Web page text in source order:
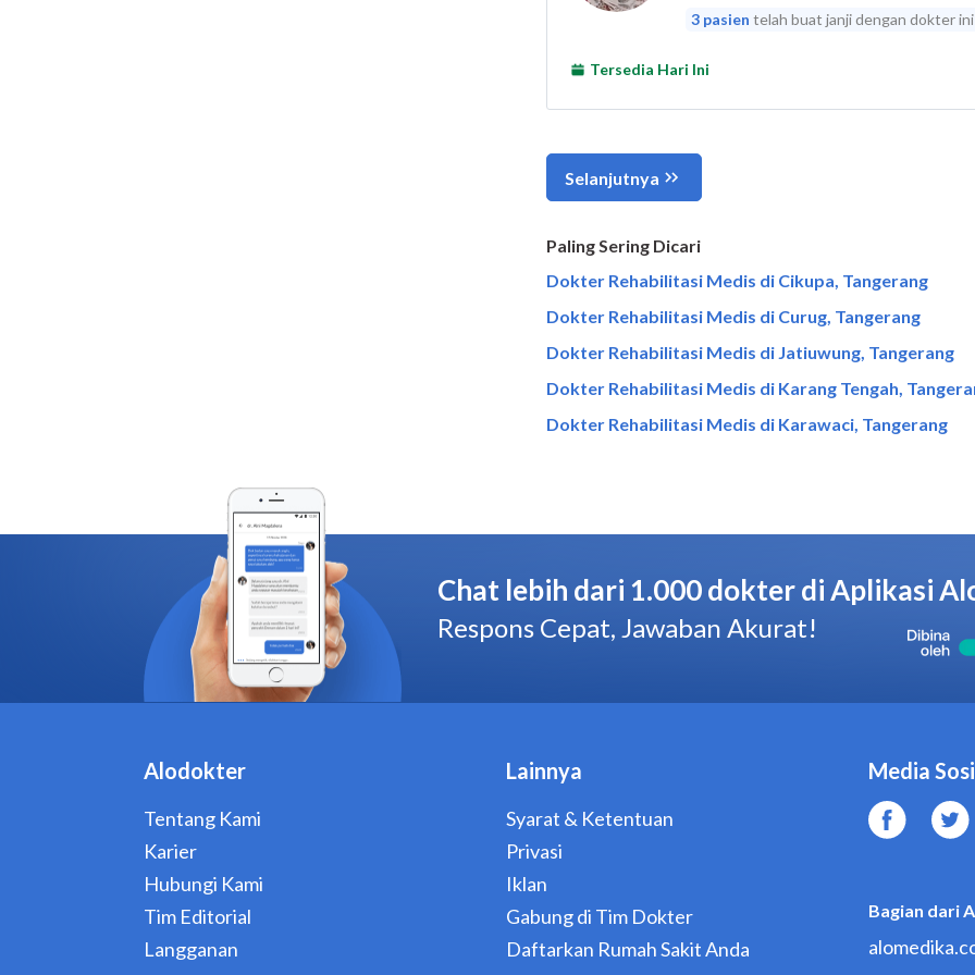
Paling Sering Dicari
Dokter Rehabilitasi Medis di Cikupa, Tangerang
Dokter Rehabilitasi Medis di Curug, Tangerang
Dokter Rehabilitasi Medis di Jatiuwung, Tangerang
Dokter Rehabilitasi Medis di Karang Tengah,
Dokter Rehabilitasi Medis di Karawaci, Tangerang